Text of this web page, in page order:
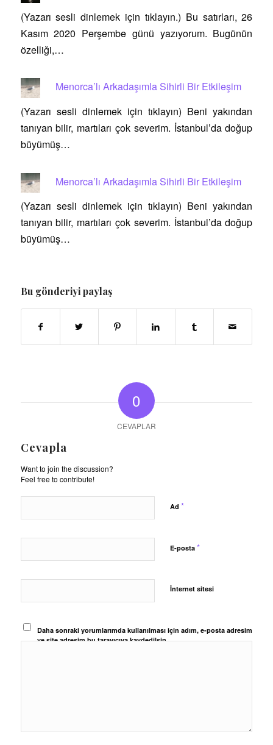
(Yazarı sesli dinlemek için tıklayın.) Bu satırları, 26
Kasım 2020 Perşembe günü yazıyorum. Bugünün
özelliği,…
Menorca’lı Arkadaşımla Sihirli Bir Etkileşim
(Yazarı sesli dinlemek için tıklayın) Beni yakından
tanıyan bilir, martıları çok severim. İstanbul’da doğup
büyümüş…
Menorca’lı Arkadaşımla Sihirli Bir Etkileşim
(Yazarı sesli dinlemek için tıklayın) Beni yakından
tanıyan bilir, martıları çok severim. İstanbul’da doğup
büyümüş…
Bu gönderiyi paylaş
0
CEVAPLAR
Cevapla
Want to join the discussion?
Feel free to contribute!
Ad *
E-posta *
İnternet sitesi
Daha sonraki yorumlarımda kullanılması için adım, e-posta adresim
ve site adresim bu tarayıcıya kaydedilsin.